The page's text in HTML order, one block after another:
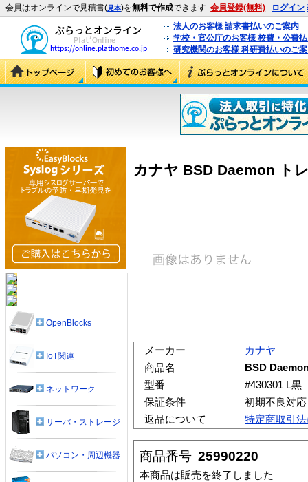
会員はオンラインで見積書(見本)を無料で作成できます 会員登録(無料) ログイン
法人のお客様 請求書払いのご案内
学校・官公庁のお客様 校費・公費
研究機関のお客様 科研費払いのご
カナヤ BSD Daemon ト
メーカー
カナヤ
商品名
BSD
型番
#430301 L黒
保証条件
初期不良対
返品について
特定商取引
商品番号 25990220
本商品は販売を終了しました
OpenBlocks
IoT関連
ネットワーク
サーバ・ストレージ
パソコン・周辺機器